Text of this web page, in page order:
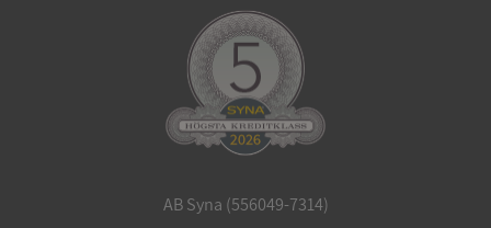
AB Syna (556049-7314)
Google LLC
www.google.com
ASP.NET_SessionId
Microsoft